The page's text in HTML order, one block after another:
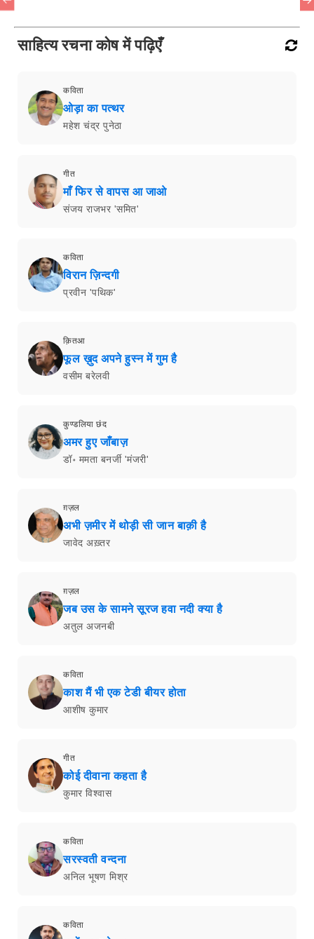
साहित्य रचना कोष में पढ़िएँ
कविता
ओड़ा का पत्थर
महेश चंद्र पुनेठा
गीत
माँ फिर से वापस आ जाओ
संजय राजभर 'समित'
कविता
विरान ज़िन्दगी
प्रवीन 'पथिक'
क़ितआ
फूल ख़ुद अपने हुस्न में गुम है
वसीम बरेलवी
कुण्डलिया छंद
अमर हुए जाँबाज़
डॉ॰ ममता बनर्जी 'मंजरी'
ग़ज़ल
अभी ज़मीर में थोड़ी सी जान बाक़ी है
जावेद अख़्तर
ग़ज़ल
जब उस के सामने सूरज हवा नदी क्या है
अतुल अजनबी
कविता
काश मैं भी एक टेडी बीयर होता
आशीष कुमार
गीत
कोई दीवाना कहता है
कुमार विश्वास
कविता
सरस्वती वन्दना
अनिल भूषण मिश्र
कविता